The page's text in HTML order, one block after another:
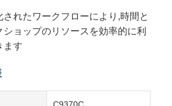
されたワークフローにより,時間と
ショップのリソースを効率的に利
ます